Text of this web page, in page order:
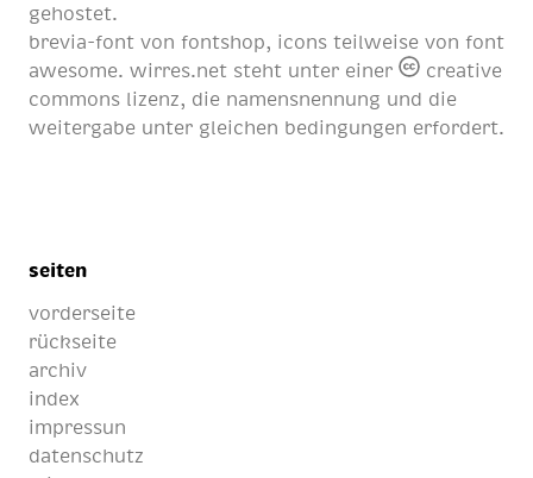
gehostet.
brevia-font von fontshop , icons teilweise von font
awesome . wirres.net steht unter einer
creative
commons lizenz , die namensnennung und die
weitergabe unter gleichen bedingungen erfordert.
seiten
vorderseite
rückseite
archiv
index
impressun
datenschutz